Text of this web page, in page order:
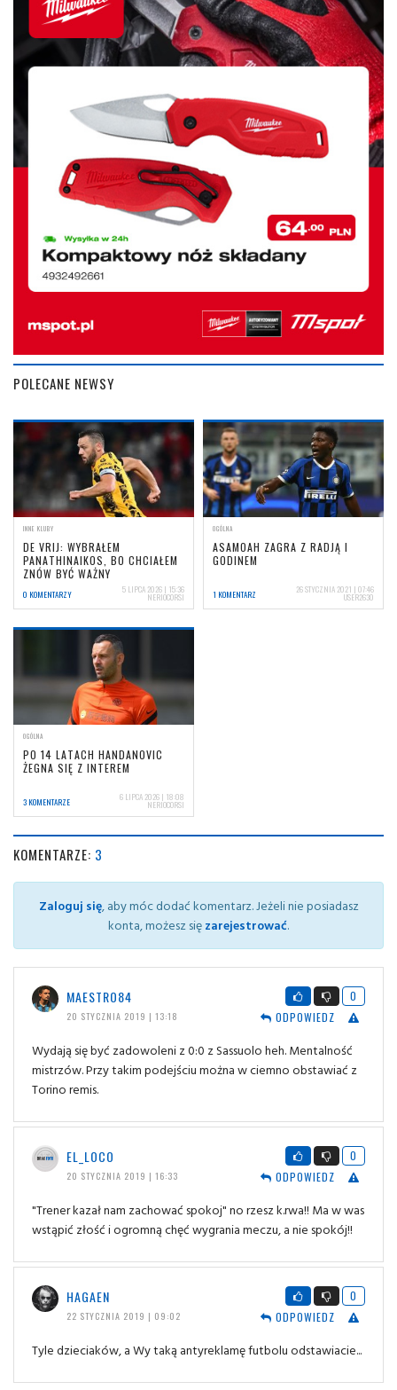
POLECANE NEWSY
INNE KLUBY
DE VRIJ: WYBRAŁEM
PANATHINAIKOS, BO CHCIAŁEM
ZNÓW BYĆ WAŻNY
0 KOMENTARZY 5 LIPCA 2026 | 15:36
NERIOCORSI
OGÓLNA
ASAMOAH ZAGRA Z RADJĄ I
GODINEM
1 KOMENTARZ 26 STYCZNIA 2021 | 07:46
USER2630
OGÓLNA
PO 14 LATACH HANDANOVIC
ŻEGNA SIĘ Z INTEREM
3 KOMENTARZE 6 LIPCA 2026 | 18:08
NERIOCORSI
KOMENTARZE: 3
Zaloguj się, aby móc dodać komentarz. Jeżeli nie posiadasz
konta, możesz sięzarejestrować.
MAESTRO84
20 STYCZNIA 2019 | 13:18
0
ODPOWIEDZ
Wydają się być zadowoleni z 0:0 z Sassuolo heh. Mentalność
mistrzów. Przy takim podejściu można w ciemno obstawiać z
Torino remis.
EL_LOCO
20 STYCZNIA 2019 | 16:33
0
ODPOWIEDZ
"Trener kazał nam zachować spokoj" no rzesz k.rwa!! Ma w was
wstąpić złość i ogromną chęć wygrania meczu, a nie spokój!!
HAGAEN
22 STYCZNIA 2019 | 09:02
0
ODPOWIEDZ
Tyle dzieciaków, a Wy taką antyreklamę futbolu odstawiacie...